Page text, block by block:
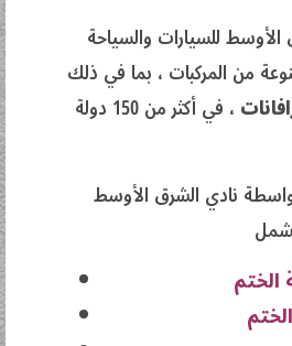
للسيارات والسياحة
من المركبات ، بما في ذلك
، في أكثر من 150 دولة
نادي الشرق الأوسط